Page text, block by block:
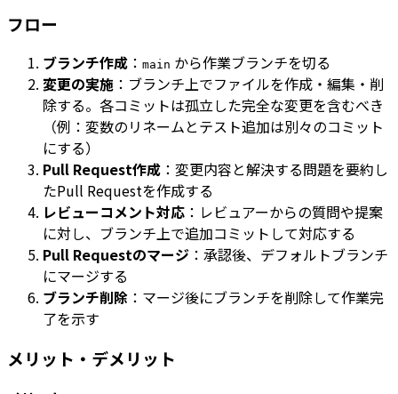
フロー
ブランチ作成 ： main から作業ブランチを切る
変更の実施 ：ブランチ上でファイルを作成・編集・削
除する。各コミットは孤立した完全な変更を含むべき
（例：変数のリネームとテスト追加は別々のコミット
にする）
Pull Request作成 ：変更内容と解決する問題を要約し
たPull Requestを作成する
レビューコメント対応 ：レビュアーからの質問や提案
に対し、ブランチ上で追加コミットして対応する
Pull Requestのマージ ：承認後、デフォルトブランチ
にマージする
ブランチ削除 ：マージ後にブランチを削除して作業完
了を示す
メリット・デメリット